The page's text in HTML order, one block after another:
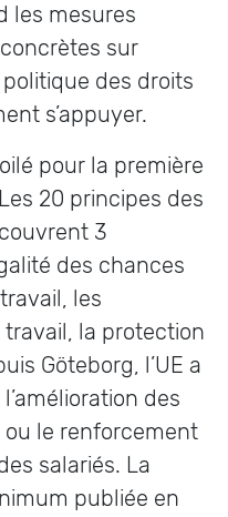
les mesures
sur
des droits
s’appuyer.
pour la première
20 principes des
3
des chances
les
la protection
Göteborg, l’UE a
des
le renforcement
salariés. La
publiée en